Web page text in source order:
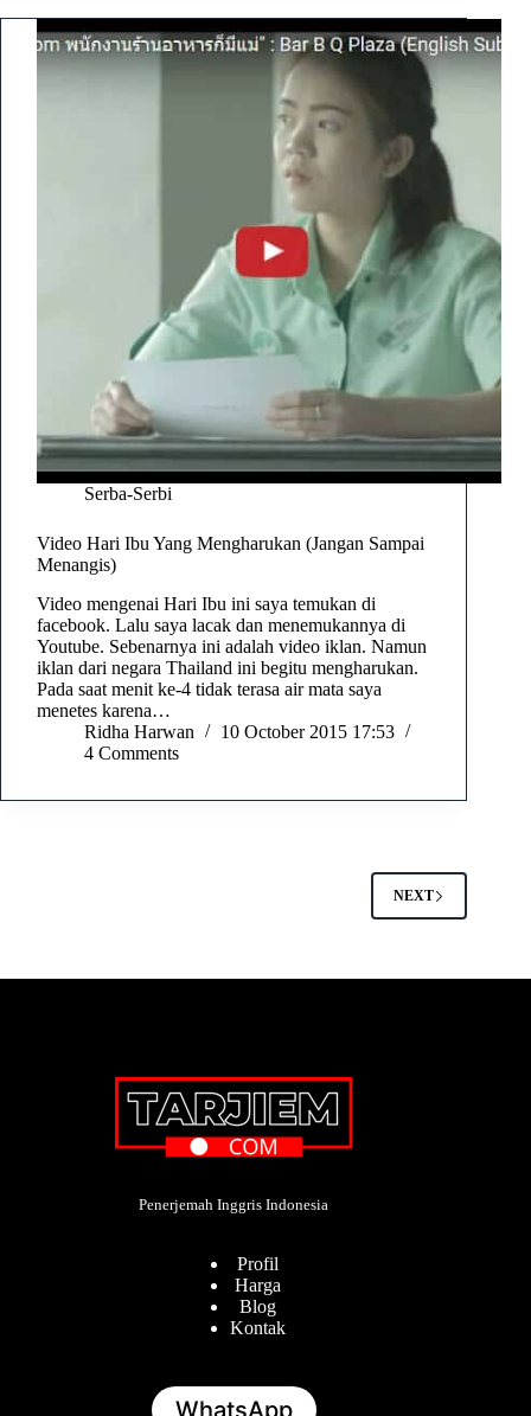
Serba-Serbi
Video Hari Ibu Yang Mengharukan (Jangan Sampai
Menangis)
Video mengenai Hari Ibu ini saya temukan di
facebook. Lalu saya lacak dan menemukannya di
Youtube. Sebenarnya ini adalah video iklan. Namun
iklan dari negara Thailand ini begitu mengharukan.
Pada saat menit ke-4 tidak terasa air mata saya
menetes karena…
Ridha Harwan
10 October 2015 17:53
4 Comments
NEXT
Penerjemah Inggris Indonesia
Profil
Harga
Blog
Kontak
WhatsApp